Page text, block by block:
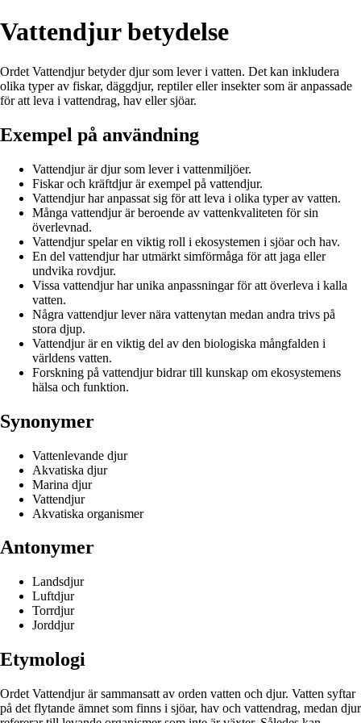
Vattendjur betydelse
Ordet Vattendjur betyder djur som lever i vatten. Det kan inkludera
olika typer av fiskar, däggdjur, reptiler eller insekter som är anpassade
för att leva i vattendrag, hav eller sjöar.
Exempel på användning
Vattendjur är djur som lever i vattenmiljöer.
Fiskar och kräftdjur är exempel på vattendjur.
Vattendjur har anpassat sig för att leva i olika typer av vatten.
Många vattendjur är beroende av vattenkvaliteten för sin
överlevnad.
Vattendjur spelar en viktig roll i ekosystemen i sjöar och hav.
En del vattendjur har utmärkt simförmåga för att jaga eller
undvika rovdjur.
Vissa vattendjur har unika anpassningar för att överleva i kalla
vatten.
Några vattendjur lever nära vattenytan medan andra trivs på
stora djup.
Vattendjur är en viktig del av den biologiska mångfalden i
världens vatten.
Forskning på vattendjur bidrar till kunskap om ekosystemens
hälsa och funktion.
Synonymer
Vattenlevande djur
Akvatiska djur
Marina djur
Vattendjur
Akvatiska organismer
Antonymer
Landsdjur
Luftdjur
Torrdjur
Jorddjur
Etymologi
Ordet Vattendjur är sammansatt av orden vatten och djur. Vatten syftar
på det flytande ämnet som finns i sjöar, hav och vattendrag, medan djur